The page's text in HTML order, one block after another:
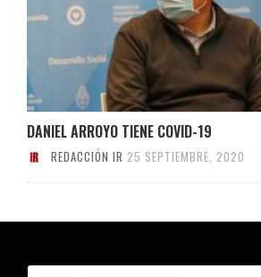
DANIEL ARROYO TIENE COVID-19
REDACCIÓN IR 25 SEPTIEMBRE, 2020